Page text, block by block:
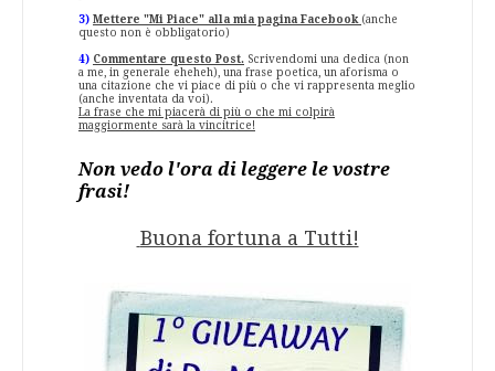
3) Mettere "Mi Piace" alla mia pagina Facebook (anche
questo non è obbligatorio)
4) Commentare questo Post. Scrivendomi una dedica (non
a me, in generale eheheh), una frase poetica, un aforisma o
una citazione che vi piace di più o che vi rappresenta meglio
(anche inventata da voi).
La frase che mi piacerà di più o che mi colpirà
maggiormente sarà la vincitrice!
Non vedo l'ora di leggere le vostre
frasi!
Buona fortuna a Tutti!